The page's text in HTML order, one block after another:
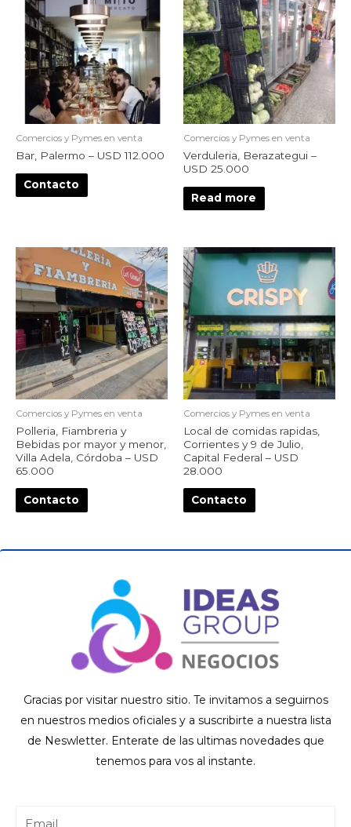
Comercios y Pymes en venta
Bar, Palermo – USD 112.000
Contacto
Comercios y Pymes en venta
Verduleria, Berazategui –
USD 25.000
Read more
Comercios y Pymes en venta
Polleria, Fiambreria y
Bebidas por mayor y menor,
Villa Adela, Córdoba – USD
65.000
Contacto
Comercios y Pymes en venta
Local de comidas rapidas,
Corrientes y 9 de Julio,
Capital Federal – USD
28.000
Contacto
Gracias por visitar nuestro sitio. Te invitamos a seguirnos
en nuestros medios oficiales y a suscribirte a nuestra lista
de Neswletter. Enterate de las ultimas novedades que
tenemos para vos al instante.